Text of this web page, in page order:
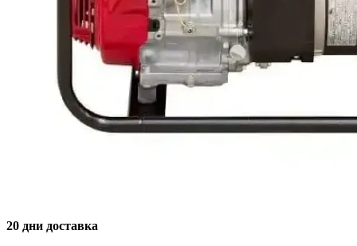
20 дни доставка